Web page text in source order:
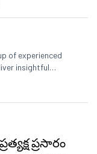
of experienced
insightful
IPO, economy,
ప్రసారం